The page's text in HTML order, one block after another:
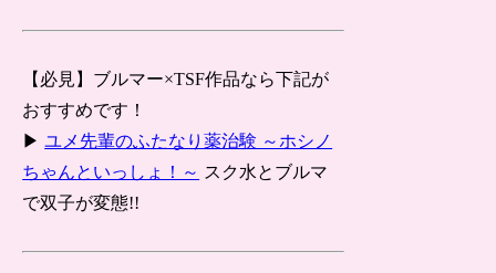
【必見】ブルマー×TSF作品なら下記が
おすすめです！
▶ユメ先輩のふたなり薬治験 ～ホシノ
ちゃんといっしょ！～ スク水とブルマ
で双子が変態!!